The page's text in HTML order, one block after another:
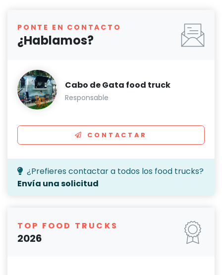
PONTE EN CONTACTO
¿Hablamos?
Cabo de Gata food truck
Responsable
CONTACTAR
¿Prefieres contactar a todos los food trucks?
Envía una solicitud
TOP FOOD TRUCKS
2026